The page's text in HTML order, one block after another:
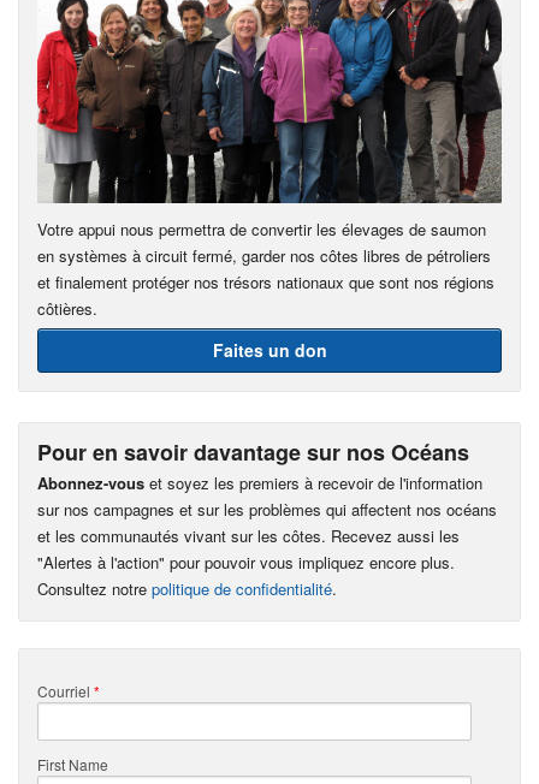
Votre appui nous permettra de convertir les élevages de saumon
en systèmes à circuit fermé, garder nos côtes libres de pétroliers
et finalement protéger nos trésors nationaux que sont nos régions
côtières.
Faites un don
Pour en savoir davantage sur nos Océans
Abonnez-vous et soyez les premiers à recevoir de l'information
sur nos campagnes et sur les problèmes qui affectent nos océans
et les communautés vivant sur les côtes. Recevez aussi les
"Alertes à l'action" pour pouvoir vous impliquez encore plus.
Consultez notre politique de confidentialité.
Courriel *
First Name